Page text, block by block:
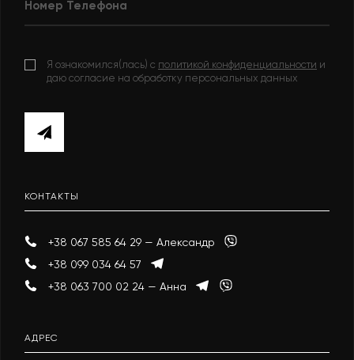
Я ознакомился(лась) с политикой конфиденциальности и
даю согласие на обработку персональных данных
КОНТАКТЫ
+38 067 585 64 29 — Александр
+38 099 034 64 57
+38 063 700 02 24 — Анна
АДРЕС